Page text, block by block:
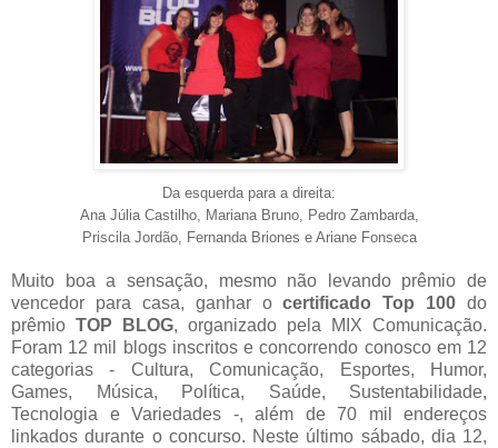
Da esquerda para a direita:
Ana Júlia Castilho, Mariana Bruno, Pedro Zambarda,
Priscila Jordão, Fernanda Briones e Ariane Fonseca
Muito boa a sensação, mesmo não levando prêmio de
vencedor para casa, ganhar ocertificado Top 100 do
prêmio TOP BLOG, organizado pela MIX Comunicação.
Foram 12 mil blogs inscritos e concorrendo conosco em 12
categorias - Cultura, Comunicação, Esportes, Humor,
Games, Música, Política, Saúde, Sustentabilidade,
Tecnologia e Variedades -, além de 70 mil endereços
linkados durante o concurso. Neste último sábado, dia 12,